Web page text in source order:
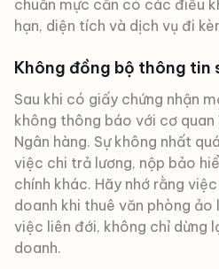
chuẩn mực cần có các điều
hạn, diện tích và dịch vụ đi
Không đồng bộ thông tin
Sau khi có giấy chứng nhận
không thông báo với cơ
Ngân hàng. Sự không nhất
việc chi trả lương, nộp bảo
chính khác. Hãy nhớ rằng
doanh khi thuê văn phòng
việc liên đới, không chỉ dừng
doanh.